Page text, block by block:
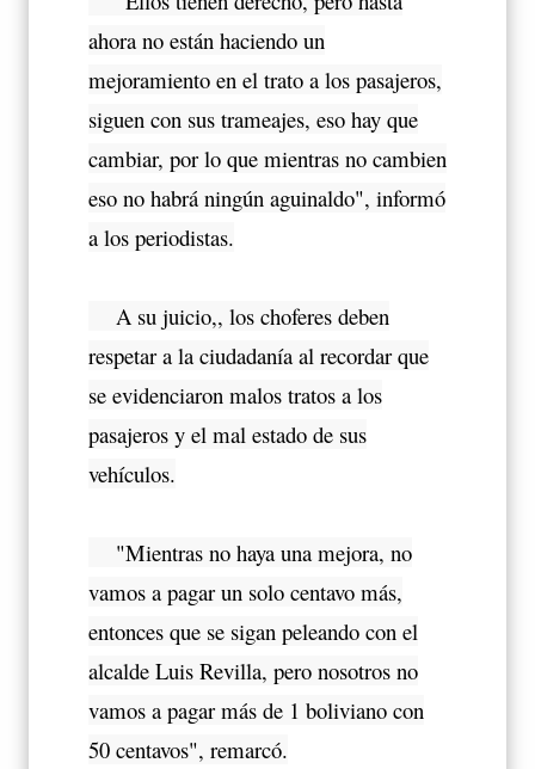
ahora no están haciendo un
mejoramiento en el trato a los pasajeros,
siguen con sus trameajes, eso hay que
cambiar, por lo que mientras no cambien
eso no habrá ningún aguinaldo", informó
a los periodistas.
A su juicio,, los choferes deben
respetar a la ciudadanía al recordar que
se evidenciaron malos tratos a los
pasajeros y el mal estado de sus
vehículos.
"Mientras no haya una mejora, no
vamos a pagar un solo centavo más,
entonces que se sigan peleando con el
alcalde Luis Revilla, pero nosotros no
vamos a pagar más de 1 boliviano con
50 centavos", remarcó.